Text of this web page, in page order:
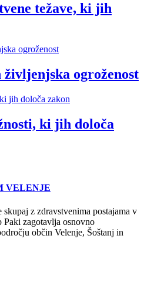
težave, ki jih
ogroženost
ki jih določa
VELENJE
z zdravstvenima postajama v
Paki zagotavlja osnovno
občin Velenje, Šoštanj in